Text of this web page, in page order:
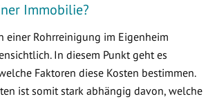
Immobilie?
einer Rohrreinigung im Eigenheim
In diesem Punkt geht es
Faktoren diese Kosten bestimmen.
ist somit stark abhängig davon, welche